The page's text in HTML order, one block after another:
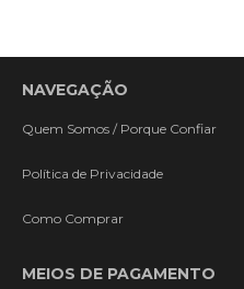
NAVEGAÇÃO
Quem Somos / Porque Confiar
Política de Privacidade
Como Comprar
MEIOS DE PAGAMENTO